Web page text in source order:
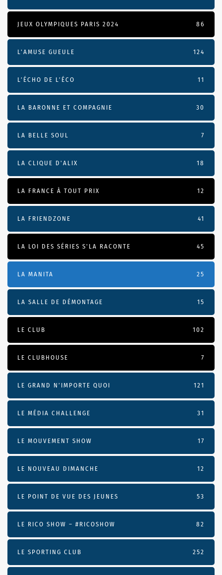
JEUX OLYMPIQUES PARIS 2024 86
L'AMUSE GUEULE 124
L’ÉCHO DE L’ÉCO 11
LA BARONNE ET COMPAGNIE 30
LA BELLE SOUL 7
LA CLIQUE D'ALIX 18
LA FRANCE À TOUT PRIX 12
LA FRIENDZONE 41
LA LOI DES SÉRIES S'LA RACONTE 45
LA MANITA 25
LA SALLE DE DÉMONTAGE 15
LE CLUB 102
LE CLUBHOUSE 7
LE GRAND N’IMPORTE QUOI 121
LE MÉDIA CHALLENGE 31
LE MOUVEMENT SHOW 17
LE NOUVEAU DIMANCHE 12
LE POINT DE VUE DES JEUNES 53
LE RICO SHOW – #RICOSHOW 82
LE SPORTING CLUB 252